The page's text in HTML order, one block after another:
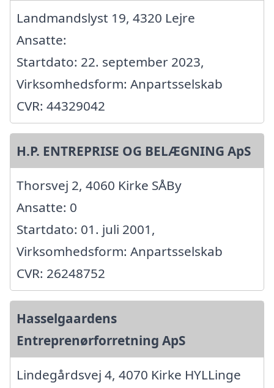
Landmandslyst 19, 4320 Lejre
Ansatte:
Startdato: 22. september 2023,
Virksomhedsform: Anpartsselskab
CVR: 44329042
H.P. ENTREPRISE OG BELÆGNING ApS
Thorsvej 2, 4060 Kirke SÅBy
Ansatte: 0
Startdato: 01. juli 2001,
Virksomhedsform: Anpartsselskab
CVR: 26248752
Hasselgaardens
Entreprenørforretning ApS
Lindegårdsvej 4, 4070 Kirke HYLLinge